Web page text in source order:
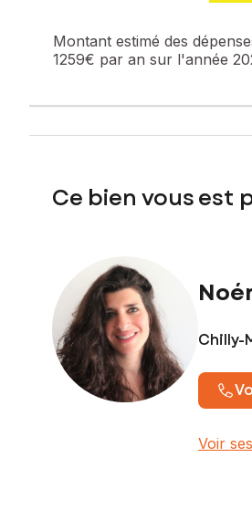
Montant estimé des
1259€ par an sur l'année
Ce bien vous est
Chilly-
Voir